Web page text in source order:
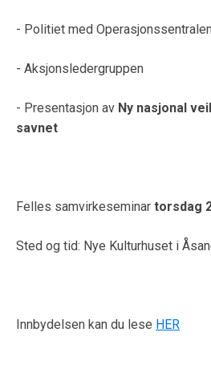
- Politiet med
- Aksjonsledergruppen
- Presentasjon av Ny nasjonal
savnet
Felles samvirkeseminar torsdag
Sted og tid: Nye Kulturhuset i
Innbydelsen kan du lese HER